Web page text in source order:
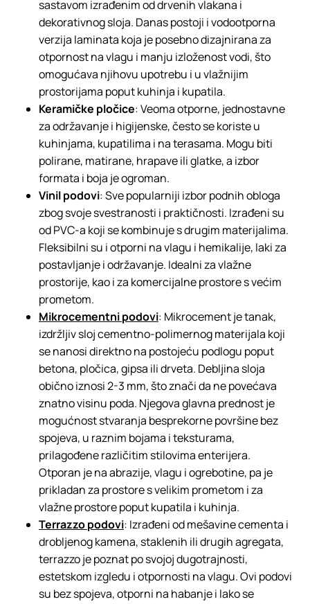
sastavom izrađenim od drvenih vlakana i
dekorativnog sloja. Danas postoji i vodootporna
verzija laminata koja je posebno dizajnirana za
otpornost na vlagu i manju izloženost vodi, što
omogućava njihovu upotrebu i u vlažnijim
prostorijama poput kuhinja i kupatila.
Keramičke pločice: Veoma otporne, jednostavne
za održavanje i higijenske, često se koriste u
kuhinjama, kupatilima i na terasama. Mogu biti
polirane, matirane, hrapave ili glatke, a izbor
formata i boja je ogroman.
Vinil podovi: Sve popularniji izbor podnih obloga
zbog svoje svestranosti i praktičnosti. Izrađeni su
od PVC-a koji se kombinuje s drugim materijalima.
Fleksibilni su i otporni na vlagu i hemikalije, laki za
postavljanje i održavanje. Idealni za vlažne
prostorije, kao i za komercijalne prostore s većim
prometom.
Mikrocementni podovi: Mikrocement je tanak,
izdržljiv sloj cementno-polimernog materijala koji
se nanosi direktno na postojeću podlogu poput
betona, pločica, gipsa ili drveta. Debljina sloja
obično iznosi 2-3 mm, što znači da ne povećava
znatno visinu poda. Njegova glavna prednost je
mogućnost stvaranja besprekorne površine bez
spojeva, u raznim bojama i teksturama,
prilagođene različitim stilovima enterijera.
Otporan je na abrazije, vlagu i ogrebotine, pa je
prikladan za prostore s velikim prometom i za
vlažne prostore poput kupatila i kuhinja.
Terrazzo podovi: Izrađeni od mešavine cementa i
drobljenog kamena, staklenih ili drugih agregata,
terrazzo je poznat po svojoj dugotrajnosti,
estetskom izgledu i otpornosti na vlagu. Ovi podovi
su bez spojeva, otporni na habanje i lako se